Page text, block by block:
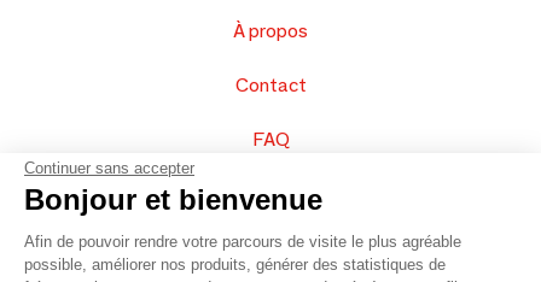
À propos
Contact
FAQ
Vendez vos produits
Plan du site
Continuer sans accepter
Bonjour et bienvenue
Afin de pouvoir rendre votre parcours de visite le plus agréable
possible, améliorer nos produits, générer des statistiques de